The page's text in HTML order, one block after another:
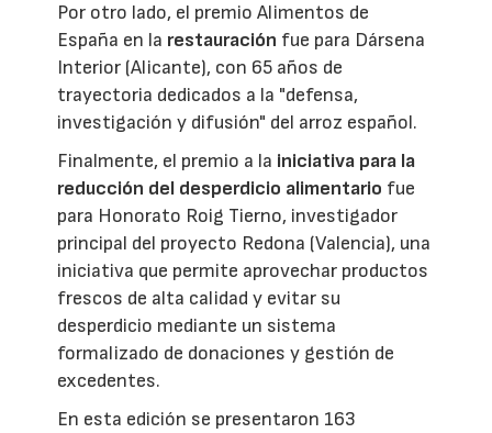
Por otro lado, el premio Alimentos de
España en la restauración fue para Dársena
Interior (Alicante), con 65 años de
trayectoria dedicados a la "defensa,
investigación y difusión" del arroz español.
Finalmente, el premio a la iniciativa para la
reducción del desperdicio alimentario fue
para Honorato Roig Tierno, investigador
principal del proyecto Redona (Valencia), una
iniciativa que permite aprovechar productos
frescos de alta calidad y evitar su
desperdicio mediante un sistema
formalizado de donaciones y gestión de
excedentes.
En esta edición se presentaron 163